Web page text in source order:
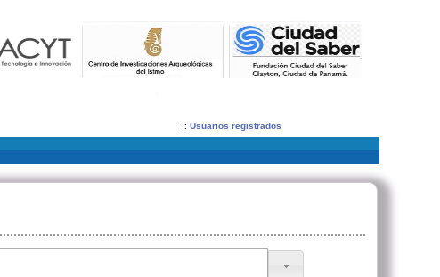
:: Usuarios registrados